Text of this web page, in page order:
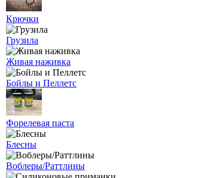
Крючки
Грузила
Живая наживка
Бойлы и Пеллетс
Форелевая паста
Блесны
Воблеры/Раттлины